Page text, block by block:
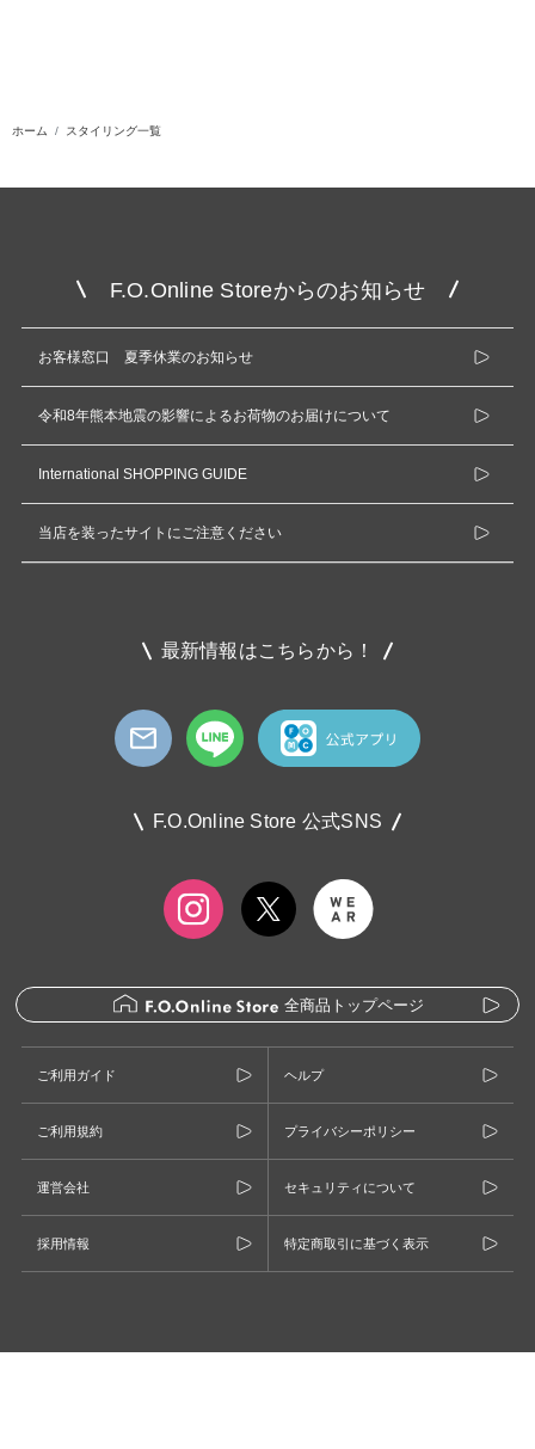
ホーム スタイリング一覧
F.O.Online Storeからのお知らせ
お客様窓口 夏季休業のお知らせ
令和8年熊本地震の影響によるお荷物のお届けについて
International SHOPPING GUIDE
当店を装ったサイトにご注意ください
最新情報はこちらから！
F.O.Online Store 公式SNS
全商品トップページ
ご利用ガイド ヘルプ
ご利用規約 プライバシーポリシー
運営会社 セキュリティについて
採用情報 特定商取引に基づく表示